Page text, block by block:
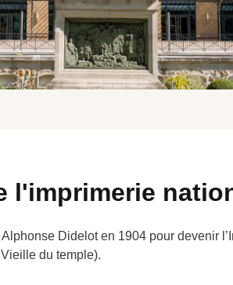
l'imprimerie
Didelot en 1904 pour devenir
du temple).